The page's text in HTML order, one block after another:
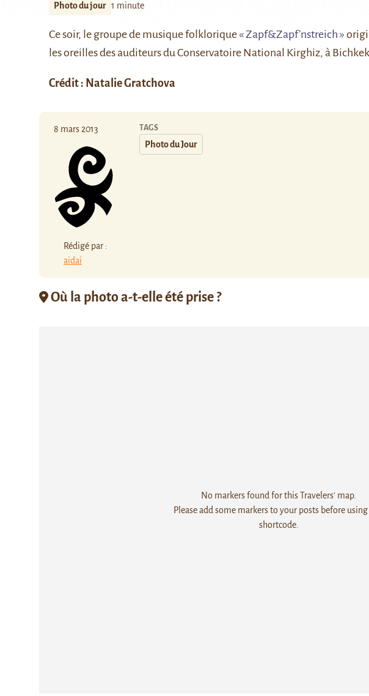
Photo du jour 1 minute
Ce soir, le groupe de musique folklorique « Zapf&Zapf’nstreich »
les oreilles des auditeurs du Conservatoire National Kirghiz, à
Crédit : Natalie Gratchova
8 mars 2013
Rédigé par :
aidai
TAGS
Photo du Jour
Où la photo a-t-elle été prise ?
No markers found for this Travelers' map.
Please add some markers to your posts before
shortcode.